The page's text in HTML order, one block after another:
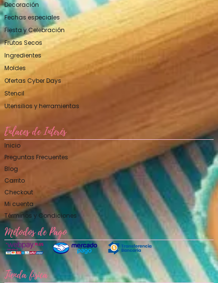
Decoración
Fechas especiales
Fiesta y Celebración
Frutos Secos
Ingredientes
Moldes
Ofertas Cyber Days
Stencil
Utensilios y herramientas
Enlaces de Interés
Inicio
Preguntas Frecuentes
Blog
Carrito
Checkout
Mi cuenta
Términos y Condiciones
Métodos de Pago
Tienda física